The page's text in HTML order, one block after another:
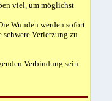
viel, um möglichst
Wunden werden sofort
Verletzung zu
Verbindung sein